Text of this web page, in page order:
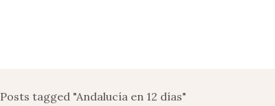
Posts tagged "Andalucía en 12 días"